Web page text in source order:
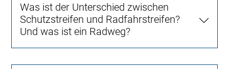
Was ist der Unterschied zwischen
Schutzstreifen und Radfahrstreifen?
Und was ist ein Radweg?